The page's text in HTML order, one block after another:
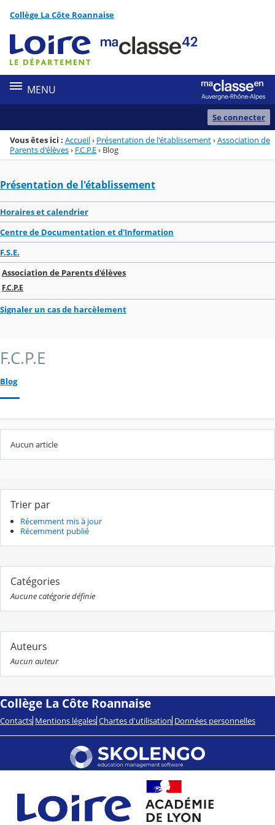
Menu de la rubrique
Contenu
Collège La Côte Roannaise
MENU
Se connecter
Vous êtes ici : Accueil› Présentation de l'établissement›Association de
Parents d'élèves› F.C.P.E› Blog
Présentation de l'établissement
Horaires et calendrier
Centre de Documentation et d'Information
F.S.E.
Association de Parents d'élèves
F.C.P.E
Signaler un cas de harcèlement
F.C.P.E
Blog
Aucun article
Trier par
Récemment mis à jour
Récemment publié
Catégories
Aucune catégorie définie
Auteurs
Aucun auteur
Collège La Côte Roannaise
Contacts Mentions légales Chartes d'utilisation Données personnelles